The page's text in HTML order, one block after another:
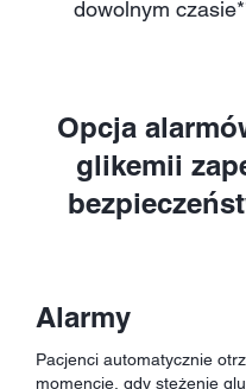
dowolnym
Opcja
glikemii
Alarmy
Pacjenci automatycznie
momencie, gdy stężenie